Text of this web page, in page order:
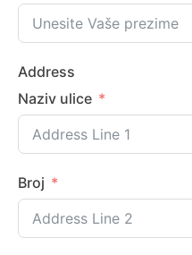
Address
Naziv ulice
Broj